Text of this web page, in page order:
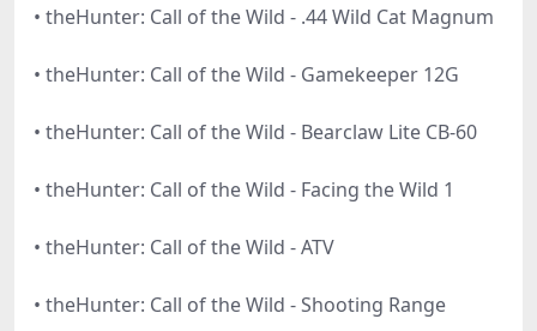
• theHunter: Call of the Wild - .44 Wild Cat Magnum
• theHunter: Call of the Wild - Gamekeeper 12G
• theHunter: Call of the Wild - Bearclaw Lite CB-60
• theHunter: Call of the Wild - Facing the Wild 1
• theHunter: Call of the Wild - ATV
• theHunter: Call of the Wild - Shooting Range